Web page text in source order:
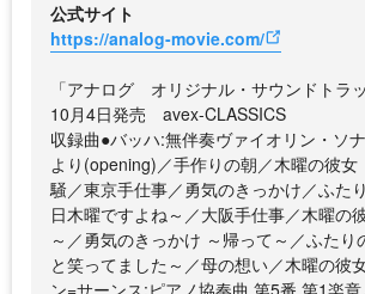
公式サイト
https://analog-movie.com/
「アナログ オリジナル・サウンドトラッ
10月4日発売 avex-CLASSICS
収録曲●バッハ:無伴奏ヴァイオリン・ソ
より(opening)／手作りの朝／木曜の彼女
騒／東京手仕事／勇気のきっかけ／ふた
日木曜ですよね～／大阪手仕事／木曜の
～／勇気のきっかけ ～帰って～／ふたり
と笑ってました～／母の想い／木曜の彼